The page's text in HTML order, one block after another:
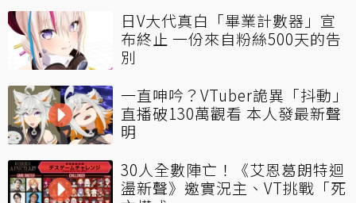
日V大代真白「畢業計數器」宣
布終止 一份來自粉絲500天的告
別
一直呻吟？VTuber詭異「抖動」
直播破130萬觀看 本人發最新聲
明
30人全數陣亡！《艾恩葛朗特迴
盪新聲》邀實況主、VT挑戰「死